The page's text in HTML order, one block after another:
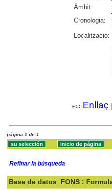
Àmbit:
Cronologia:
Localització:
Enllaç
página 1 de 1
Refinar la búsqueda
Base de datos FONS :